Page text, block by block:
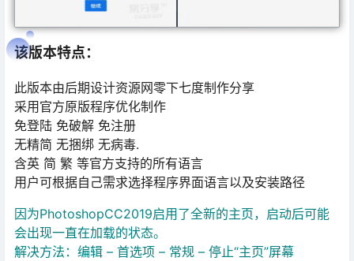
该版本特点：
此版本由后期设计资源网零下七度制作分享
采用官方原版程序优化制作
免登陆 免破解 免注册
无精简 无捆绑 无病毒.
含英 简 繁 等官方支持的所有语言
用户可根据自己需求选择程序界面语言以及安装路径
因为PhotoshopCC2019启用了全新的主页，启动后可能
会出现一直在加载的状态。
解决方法：编辑 – 首选项 – 常规 – 停止“主页”屏幕